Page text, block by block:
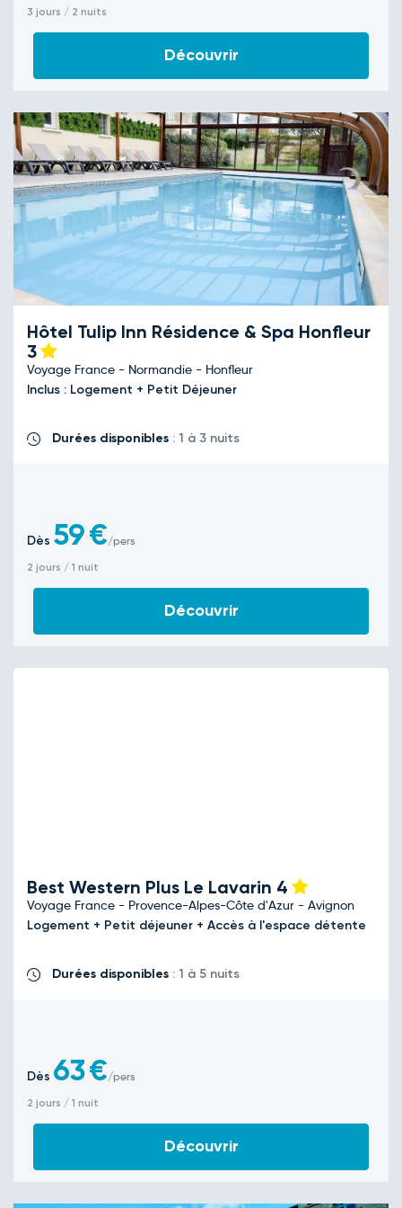
3 jours / 2 nuits
Découvrir
Hôtel Tulip Inn Résidence & Spa Honfleur
3
Voyage France - Normandie - Honfleur
Inclus : Logement + Petit Déjeuner
Durées disponibles : 1 à 3 nuits
Dès 59€/pers
2 jours / 1 nuit
Découvrir
Best Western Plus Le Lavarin 4
Voyage France - Provence-Alpes-Côte d'Azur - Avignon
Logement + Petit déjeuner + Accès à l'espace détente
Durées disponibles : 1 à 5 nuits
Dès 63€/pers
2 jours / 1 nuit
Découvrir